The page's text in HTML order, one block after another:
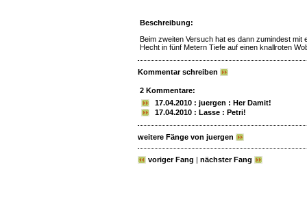
Beschreibung:
Beim zweiten Versuch hat es dann zumindest
Hecht in fünf Metern Tiefe auf einen knallroten
Kommentar schreiben
2 Kommentare:
17.04.2010 : juergen : Her Damit!
17.04.2010 : Lasse : Petri!
weitere Fänge von juergen
voriger Fang | nächster Fang